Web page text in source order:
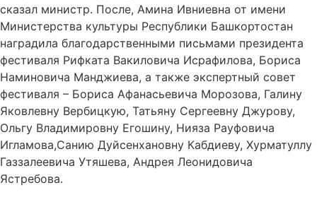
сказал министр. После, Амина Ивниевна от имени
Министерства культуры Республики Башкортостан
наградила благодарственными письмами президента
фестиваля Рифката Вакиловича Исрафилова, Бориса
Наминовича Манджиева, а также экспертный совет
фестиваля – Бориса Афанасьевича Морозова, Галину
Яковлевну Вербицкую, Татьяну Сергеевну Джурову,
Ольгу Владимировну Егошину, Нияза Рауфовича
Игламова,Санию Дуйсенхановну Кабдиеву, Хурматуллу
Газзалеевича Утяшева, Андрея Леонидовича
Ястребова.